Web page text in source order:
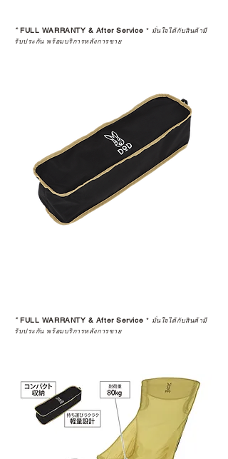
*FULL WARRANTY & After Service * มั่นใจได้กับสินค้ามี
รับประกัน พร้อมบริการหลังการขาย
*FULL WARRANTY & After Service * มั่นใจได้กับสินค้ามี
รับประกัน พร้อมบริการหลังการขาย